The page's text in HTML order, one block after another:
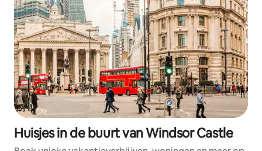
Huisjes in de buurt van Windsor Castle